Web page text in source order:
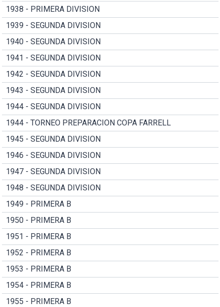
1938 - PRIMERA DIVISION
1939 - SEGUNDA DIVISION
1940 - SEGUNDA DIVISION
1941 - SEGUNDA DIVISION
1942 - SEGUNDA DIVISION
1943 - SEGUNDA DIVISION
1944 - SEGUNDA DIVISION
1944 - TORNEO PREPARACION COPA FARRELL
1945 - SEGUNDA DIVISION
1946 - SEGUNDA DIVISION
1947 - SEGUNDA DIVISION
1948 - SEGUNDA DIVISION
1949 - PRIMERA B
1950 - PRIMERA B
1951 - PRIMERA B
1952 - PRIMERA B
1953 - PRIMERA B
1954 - PRIMERA B
1955 - PRIMERA B